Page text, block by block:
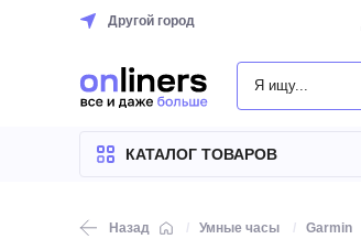
Другой город
ТОВАРОВ
КАТАЛОГ ТОВАРОВ
Назад Умные часы Garmin